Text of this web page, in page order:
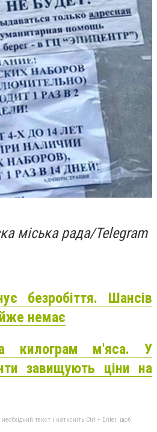
міська рада/Telegram
безробіття. Шансів
немає
килограм м'яса. У
завищують ціни на
текст і натисніть Ctrl + Enter, щоб